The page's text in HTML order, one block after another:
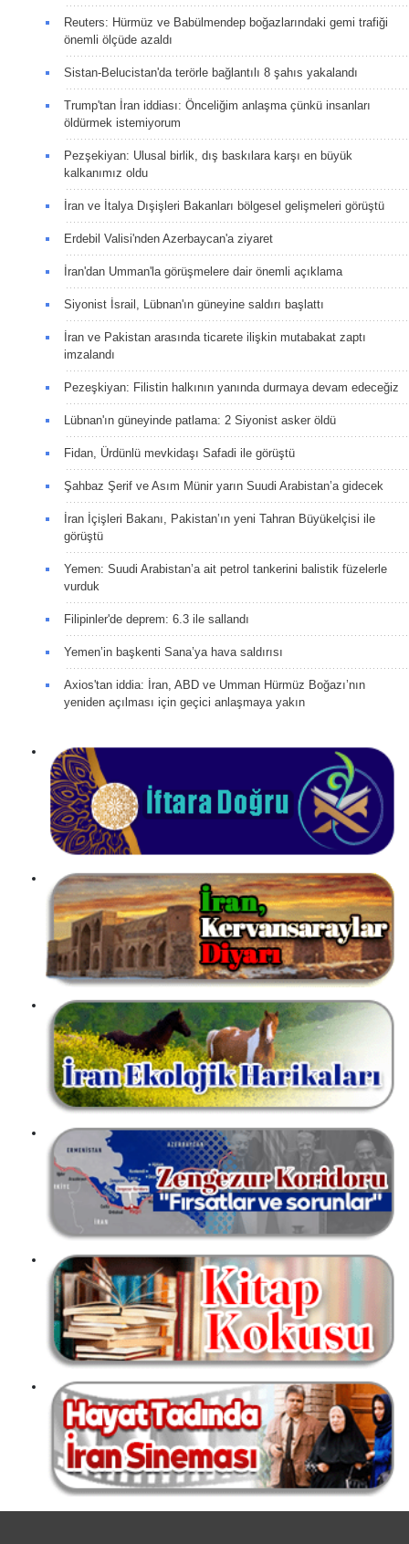
Reuters: Hürmüz ve Babülmendep boğazlarındaki gemi trafiği
önemli ölçüde azaldı
Sistan-Belucistan'da terörle bağlantılı 8 şahıs yakalandı
Trump'tan İran iddiası: Önceliğim anlaşma çünkü insanları
öldürmek istemiyorum
Pezşekiyan: Ulusal birlik, dış baskılara karşı en büyük
kalkanımız oldu
İran ve İtalya Dışişleri Bakanları bölgesel gelişmeleri görüştü
Erdebil Valisi'nden Azerbaycan'a ziyaret
İran'dan Umman'la görüşmelere dair önemli açıklama
Siyonist İsrail, Lübnan'ın güneyine saldırı başlattı
İran ve Pakistan arasında ticarete ilişkin mutabakat zaptı
imzalandı
Pezeşkiyan: Filistin halkının yanında durmaya devam edeceğiz
Lübnan'ın güneyinde patlama: 2 Siyonist asker öldü
Fidan, Ürdünlü mevkidaşı Safadi ile görüştü
Şahbaz Şerif ve Asım Münir yarın Suudi Arabistan’a gidecek
İran İçişleri Bakanı, Pakistan’ın yeni Tahran Büyükelçisi ile
görüştü
Yemen: Suudi Arabistan’a ait petrol tankerini balistik füzelerle
vurduk
Filipinler'de deprem: 6.3 ile sallandı
Yemen’in başkenti Sana’ya hava saldırısı
Axios'tan iddia: İran, ABD ve Umman Hürmüz Boğazı’nın
yeniden açılması için geçici anlaşmaya yakın